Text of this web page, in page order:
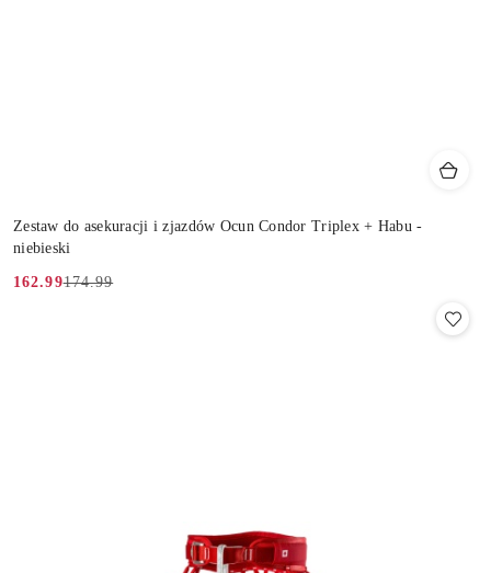
Zestaw do asekuracji i zjazdów Ocun Condor Triplex + Habu -
niebieski
Cena
162.99
Cena
174.99